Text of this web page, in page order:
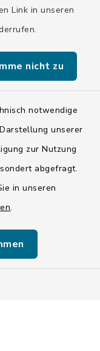
Link in unseren
nicht zu
notwendige
unserer
zur Nutzung
abgefragt.
in unseren
.